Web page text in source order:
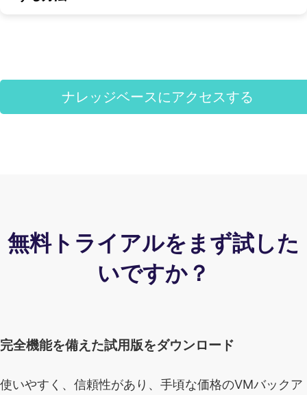
ナレッジベースにアクセスする
無料トライアルをまず試した
いですか？
完全機能を備えた試用版をダウンロード
使いやすく、信頼性があり、手頃な価格のVMバックア